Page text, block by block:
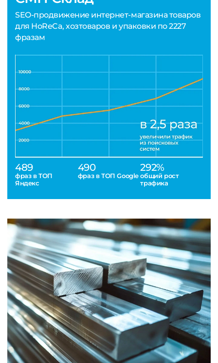
SEO-продвижение интернет-магазина товаров
для HoReCa, хозтоваров и упаковки по 2227
фразам
489
фраз в ТОП
Яндекс
490
фраз в ТОП Google
292%
общий рост
трафика